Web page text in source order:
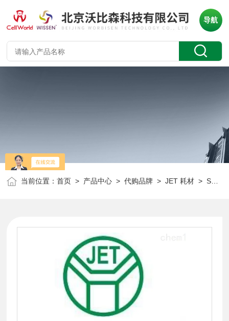
导航
当前位置：首页 > 产品中心 >代购品牌 >JET 耗材 > SCA207025JET 25mm针头式过滤器（单个独立包装）